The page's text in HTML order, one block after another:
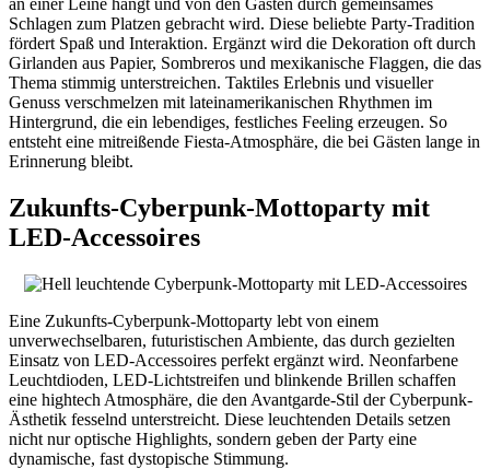
Schlagen zum Platzen gebracht wird. Diese beliebte Party-Tradition
fördert Spaß und Interaktion. Ergänzt wird die Dekoration oft durch
Girlanden aus Papier, Sombreros und mexikanische Flaggen, die das
Thema stimmig unterstreichen. Taktiles Erlebnis und visueller
Genuss verschmelzen mit lateinamerikanischen Rhythmen im
Hintergrund, die ein lebendiges, festliches Feeling erzeugen. So
entsteht eine mitreißende Fiesta-Atmosphäre, die bei Gästen lange in
Erinnerung bleibt.
Zukunfts-Cyberpunk-Mottoparty mit
LED-Accessoires
Eine Zukunfts-Cyberpunk-Mottoparty lebt von einem
unverwechselbaren, futuristischen Ambiente, das durch gezielten
Einsatz von LED-Accessoires perfekt ergänzt wird. Neonfarbene
Leuchtdioden, LED-Lichtstreifen und blinkende Brillen schaffen
eine hightech Atmosphäre, die den Avantgarde-Stil der Cyberpunk-
Ästhetik fesselnd unterstreicht. Diese leuchtenden Details setzen
nicht nur optische Highlights, sondern geben der Party eine
dynamische, fast dystopische Stimmung.